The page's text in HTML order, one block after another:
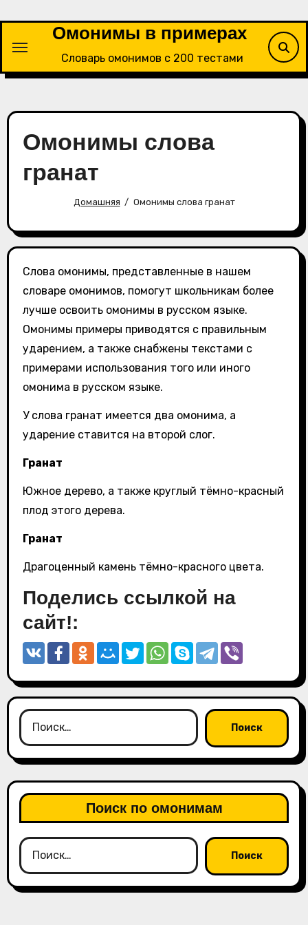
содержимому
Омонимы в примерах
Словарь омонимов с 200 тестами
Омонимы слова
гранат
Домашняя Омонимы слова гранат
Слова омонимы, представленные в нашем
словаре омонимов, помогут школьникам более
лучше освоить омонимы в русском языке.
Омонимы примеры приводятся с правильным
ударением, а также снабжены текстами с
примерами использования того или иного
омонима в русском языке.
У слова гранат имеется два омонима, а
ударение ставится на второй слог.
Гранат
Южное дерево, а также круглый тёмно-красный
плод этого дерева.
Гранат
Драгоценный камень тёмно-красного цвета.
Поделись ссылкой на
сайт!:
Найти:
Поиск по омонимам
Найти: